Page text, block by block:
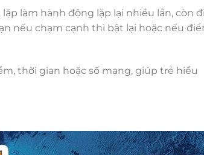
làm hành động lặp lại nhiều lần, còn
nếu chạm cạnh thì bật lại hoặc nếu
thời gian hoặc số mạng, giúp trẻ hiểu